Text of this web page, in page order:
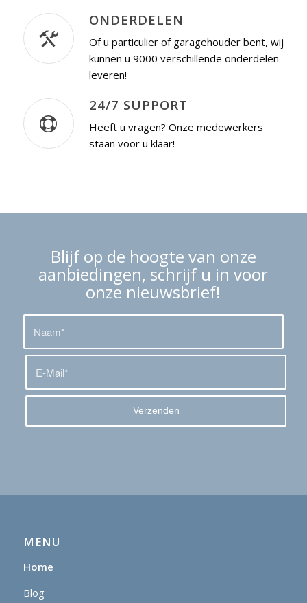
ONDERDELEN
Of u particulier of garagehouder bent, wij
kunnen u 9000 verschillende onderdelen
leveren!
24/7 SUPPORT
Heeft u vragen? Onze medewerkers
staan voor u klaar!
Blijf op de hoogte van onze
aanbiedingen, schrijf u in voor
onze nieuwsbrief!
MENU
Home
Blog